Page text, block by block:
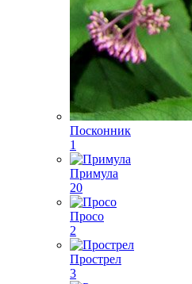
Посконник
1
Примула
20
Просо
2
Прострел
3